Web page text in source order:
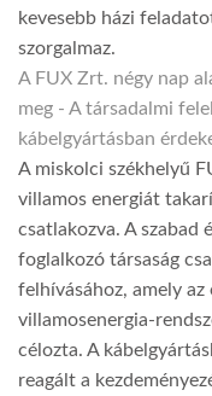
kevesebb házi
szorgalmaz.
A FUX Zrt. négy nap
meg - A társadalmi
kábelgyártásban
A miskolci székhelyű
villamos energiát
csatlakozva. A szabad
foglalkozó társaság
felhívásához, amely
villamosenergia-
célozta. A
reagált a